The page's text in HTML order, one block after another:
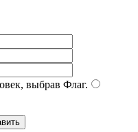
выбрав Флаг.